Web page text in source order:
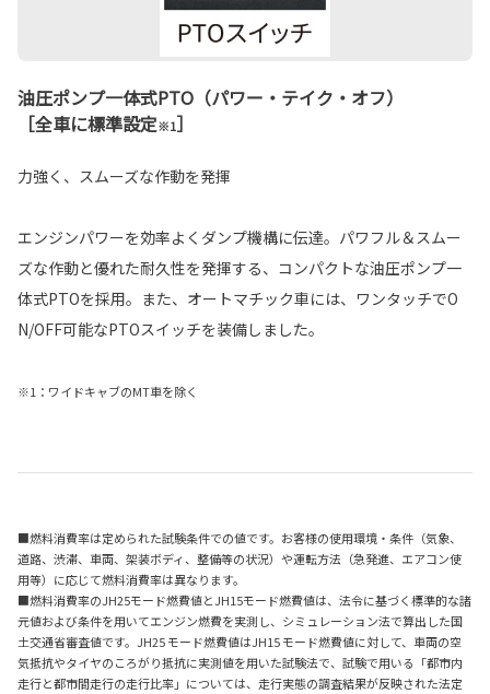
油圧ポンプ一体式PTO（パワー・テイク・オフ）
［全車に標準設定※1］
力強く、スムーズな作動を発揮
エンジンパワーを効率よくダンプ機構に伝達。パワフル＆スムー
ズな作動と優れた耐久性を発揮する、コンパクトな油圧ポンプ一
体式PTOを採用。また、オートマチック車には、ワンタッチでO
N/OFF可能なPTOスイッチを装備しました。
※1：ワイドキャブのMT車を除く
■燃料消費率は定められた試験条件での値です。お客様の使用環境・条件（気象、
道路、渋滞、車両、架装ボディ、整備等の状況）や運転方法（急発進、エアコン使
用等）に応じて燃料消費率は異なります。
■燃料消費率のJH25モード燃費値とJH15モード燃費値は、法令に基づく標準的な諸
元値および条件を用いてエンジン燃費を実測し、シミュレーション法で算出した国
土交通省審査値です。JH25 モード燃費値はJH15 モード燃費値に対して、車両の空
気抵抗やタイヤのころがり抵抗に実測値を用いた試験法で、試験で用いる「都市内
走行と都市間走行の走行比率」については、走行実態の調査結果が反映された法定